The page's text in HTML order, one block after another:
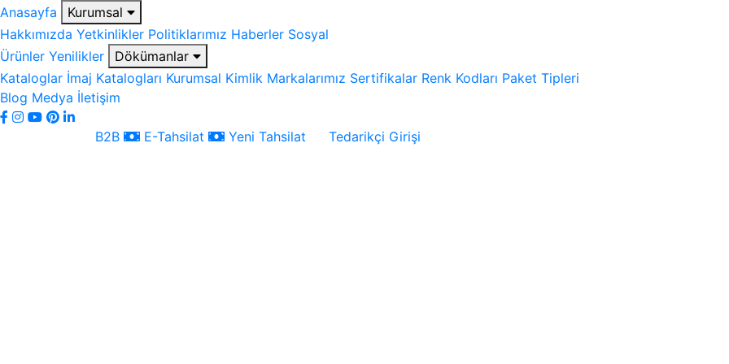
Anasayfa
Kurumsal
Hakkımızda Yetkinlikler Politiklarımız Haberler Sosyal
Ürünler Yenilikler
Dökümanlar
Kataloglar İmaj Katalogları Kurumsal Kimlik Markalarımız Sertifikalar Renk Kodları Paket Tipleri
Blog Medya İletişim
B2B E-Tahsilat Yeni Tahsilat Tedarikçi Girişi